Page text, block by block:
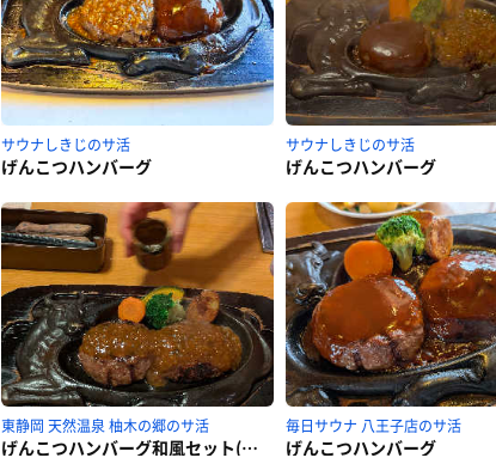
サウナしきじのサ活
げんこつハンバーグ
サウナしきじのサ活
げんこつハンバーグ
東静岡 天然温泉 柚木の郷のサ活
げんこつハンバーグ和風セット(オニオンソース)
毎日サウナ 八王子店のサ活
げんこつハンバーグ